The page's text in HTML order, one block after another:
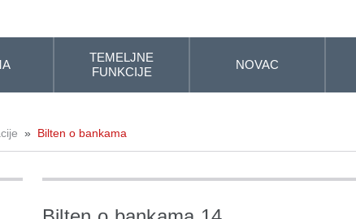
TEMELJNE
FUNKCIJE
NOVAC
» Bilten o bankama